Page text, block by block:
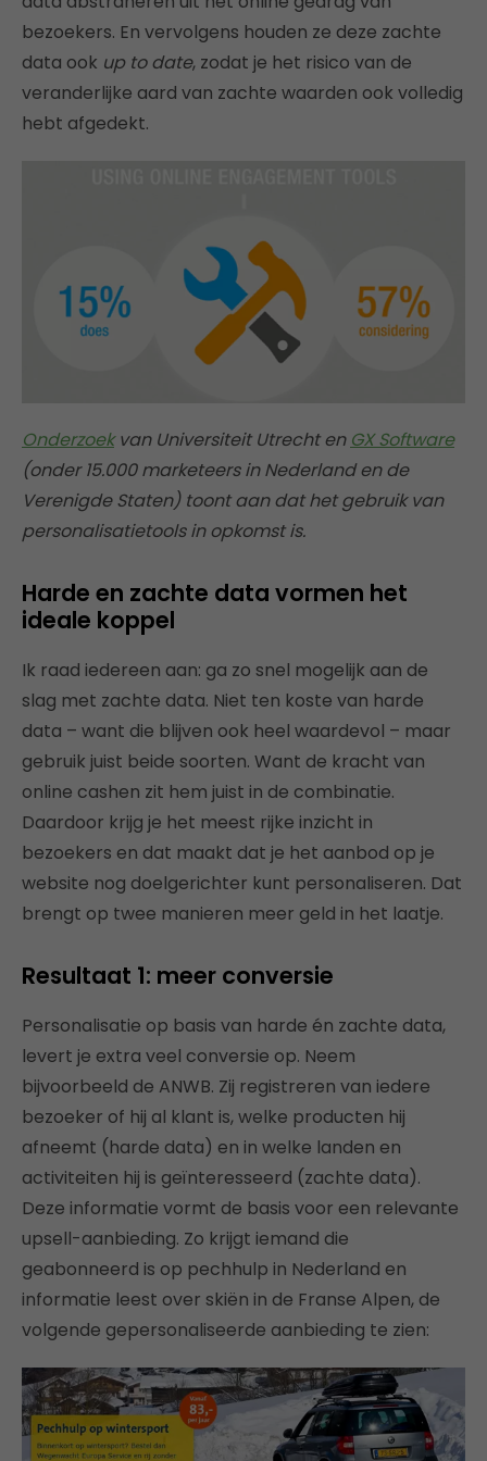
bezoekers. En vervolgens houden ze deze zachte
data ook up to date, zodat je het risico van de
veranderlijke aard van zachte waarden ook volledig
hebt afgedekt.
Onderzoekvan Universiteit Utrecht en GX Software
(onder 15.000 marketeers in Nederland en de
Verenigde Staten) toont aan dat het gebruik van
personalisatietools in opkomst is.
Harde en zachte data vormen het
ideale koppel
Ik raad iedereen aan: ga zo snel mogelijk aan de
slag met zachte data. Niet ten koste van harde
data – want die blijven ook heel waardevol – maar
gebruik juist beide soorten. Want de kracht van
online cashen zit hem juist in de combinatie.
Daardoor krijg je het meest rijke inzicht in
bezoekers en dat maakt dat je het aanbod op je
website nog doelgerichter kunt personaliseren. Dat
brengt op twee manieren meer geld in het laatje.
Resultaat 1: meer conversie
Personalisatie op basis van harde én zachte data,
levert je extra veel conversie op. Neem
bijvoorbeeld de ANWB. Zij registreren van iedere
bezoeker of hij al klant is, welke producten hij
afneemt (harde data) en in welke landen en
activiteiten hij is geïnteresseerd (zachte data).
Deze informatie vormt de basis voor een relevante
upsell-aanbieding. Zo krijgt iemand die
geabonneerd is op pechhulp in Nederland en
informatie leest over skiën in de Franse Alpen, de
volgende gepersonaliseerde aanbieding te zien: